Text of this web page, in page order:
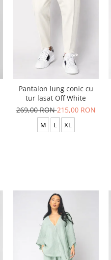
Pantalon lung conic cu
tur lasat Off White
269,00 RON215,00 RON
M L XL